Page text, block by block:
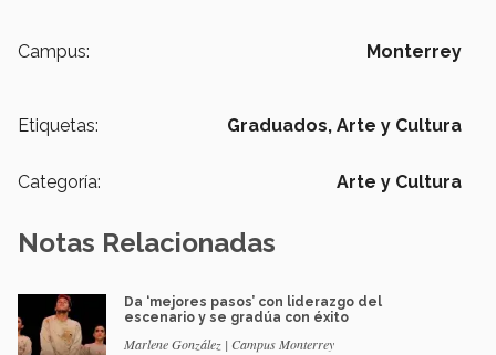
Campus: Monterrey
Etiquetas: Graduados, Arte y Cultura
Categoría: Arte y Cultura
Notas Relacionadas
Da ‘mejores pasos’ con liderazgo del
escenario y se gradúa con éxito
Marlene González | Campus Monterrey